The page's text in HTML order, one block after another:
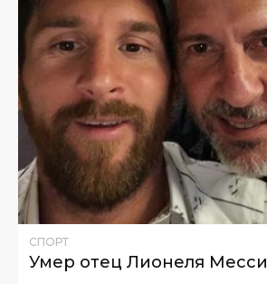
СПОРТ
Умер отец Лионеля Месси